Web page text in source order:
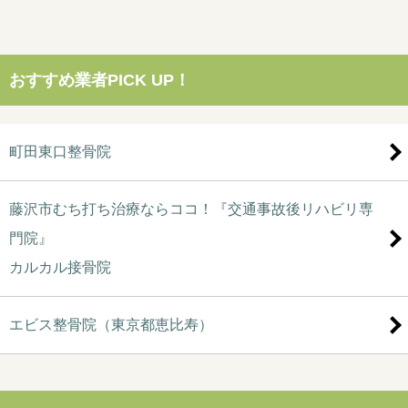
おすすめ業者PICK UP！
町田東口整骨院
藤沢市むち打ち治療ならココ！『交通事故後リハビリ専
門院』
カルカル接骨院
エビス整骨院（東京都恵比寿）